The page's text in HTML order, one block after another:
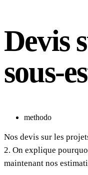
Devis
sous-
methodo
Nos devis sur les
2. On explique
maintenant nos